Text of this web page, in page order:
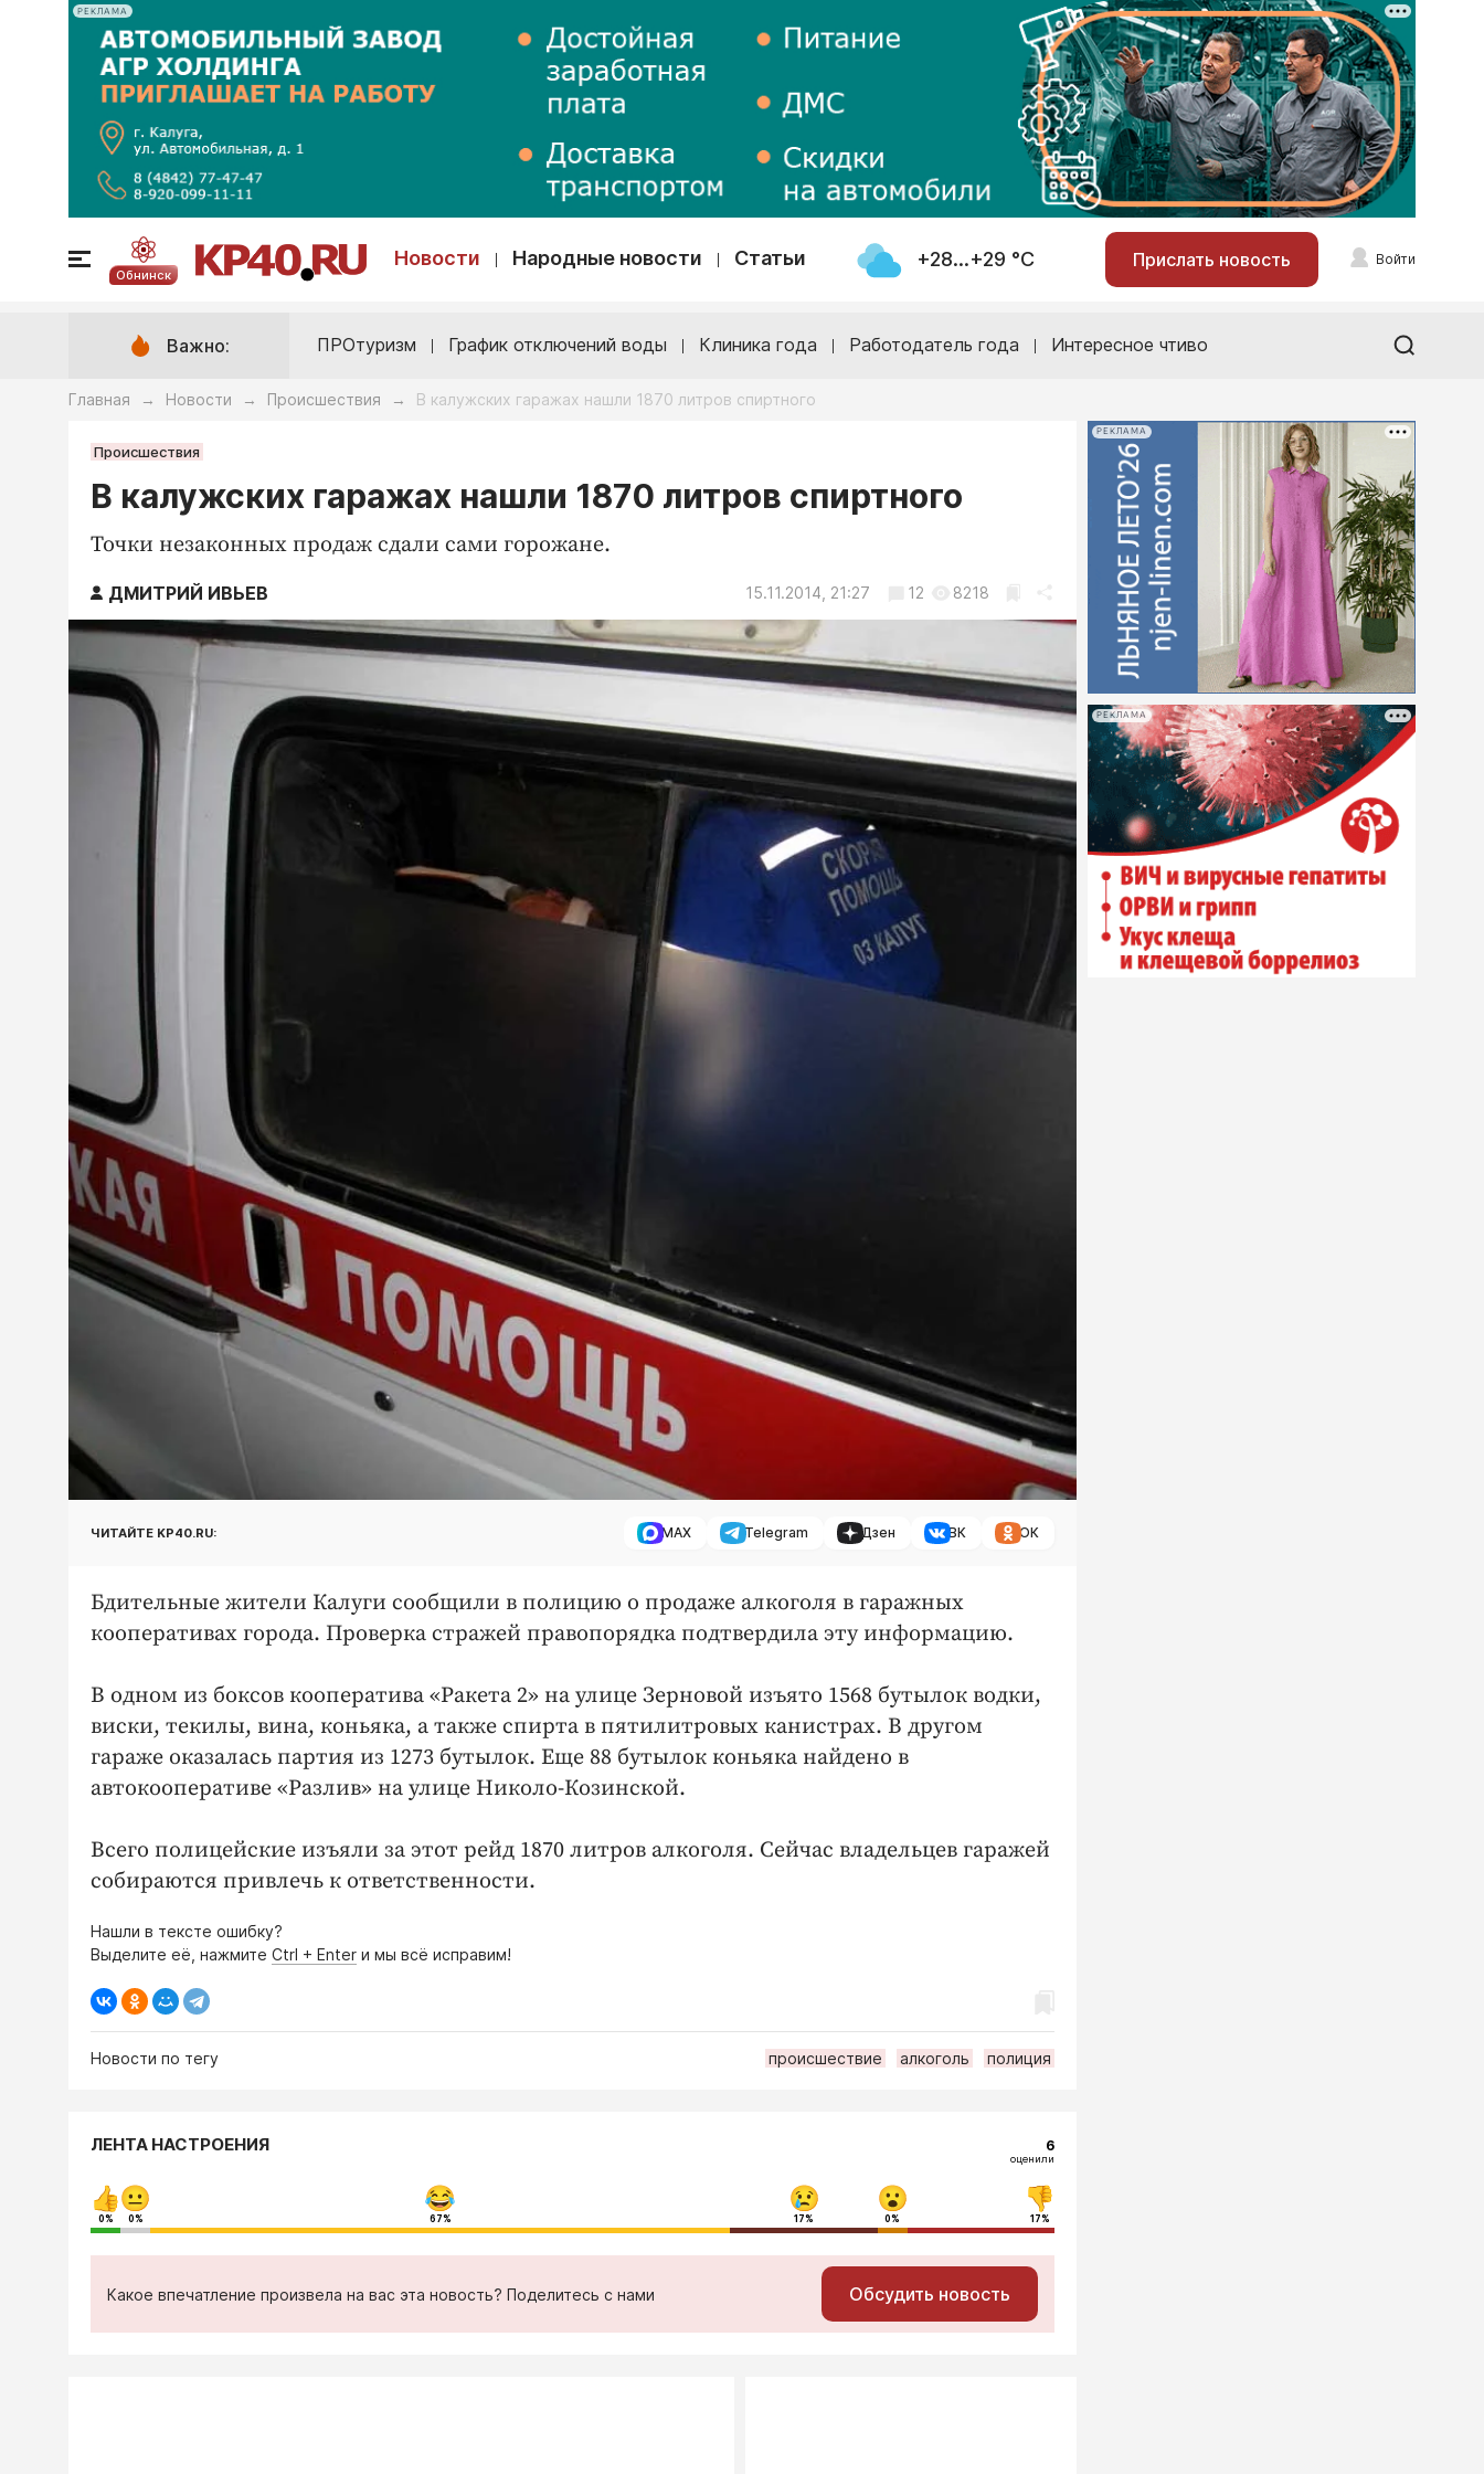
РЕКЛАМА
Обнинск
Новости Народные новости Статьи +28...+29 °С Прислать новость Войти
Важно: ПРОтуризм График отключений воды Клиника года Работодатель года Интересное чтиво
Главная → Новости → Происшествия → В калужских гаражах нашли 1870 литров спиртного
Происшествия
В калужских гаражах нашли 1870 литров спиртного
Точки незаконных продаж сдали сами горожане.
ДМИТРИЙ ИВЬЕВ 15.11.2014, 21:27 12 8218
ЧИТАЙТЕ KP40.RU: MAX Telegram Дзен ВК ОК
Бдительные жители Калуги сообщили в полицию о продаже алкоголя в гаражных
кооперативах города. Проверка стражей правопорядка подтвердила эту информацию.
В одном из боксов кооператива «Ракета 2» на улице Зерновой изъято 1568 бутылок водки,
виски, текилы, вина, коньяка, а также спирта в пятилитровых канистрах. В другом
гараже оказалась партия из 1273 бутылок. Еще 88 бутылок коньяка найдено в
автокооперативе «Разлив» на улице Николо-Козинской.
Всего полицейские изъяли за этот рейд 1870 литров алкоголя. Сейчас владельцев гаражей
собираются привлечь к ответственности.
Нашли в тексте ошибку?
Выделите её, нажмите Ctrl + Enter и мы всё исправим!
Новости по тегу происшествие алкоголь полиция
РЕКЛАМА
РЕКЛАМА
ЛЕНТА НАСТРОЕНИЯ 6
оценили
0% 0% 67% 17% 0% 17%
Какое впечатление произвела на вас эта новость? Поделитесь с нами Обсудить новость